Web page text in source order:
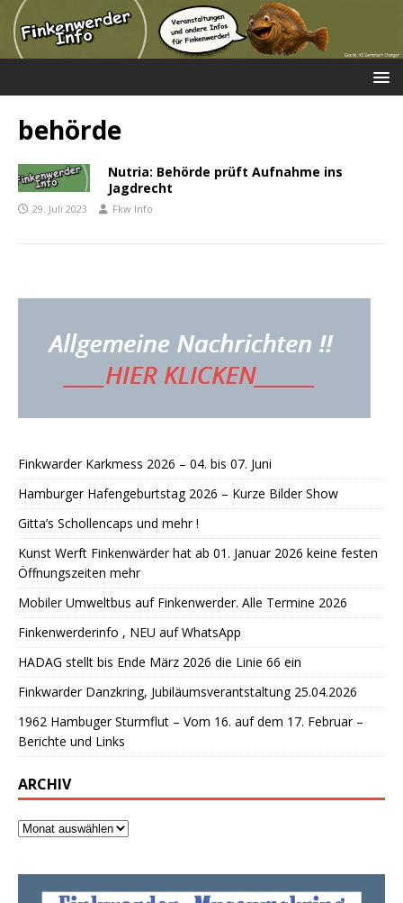
behörde
Nutria: Behörde prüft Aufnahme ins
Jagdrecht
29. Juli 2023 Fkw Info
Finkwarder Karkmess 2026 – 04. bis 07. Juni
Hamburger Hafengeburtstag 2026 – Kurze Bilder Show
Gitta’s Schollencaps und mehr !
Kunst Werft Finkenwärder hat ab 01. Januar 2026 keine festen
Öffnungszeiten mehr
Mobiler Umweltbus auf Finkenwerder. Alle Termine 2026
Finkenwerderinfo , NEU auf WhatsApp
HADAG stellt bis Ende März 2026 die Linie 66 ein
Finkwarder Danzkring, Jubiläumsverantstaltung 25.04.2026
1962 Hambuger Sturmflut – Vom 16. auf dem 17. Februar –
Berichte und Links
ARCHIV